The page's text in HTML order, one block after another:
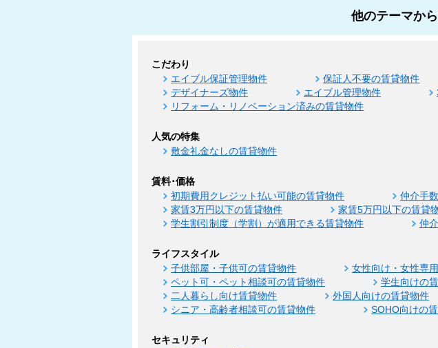
他のテーマか
こだわり
エイブル保証管理物件 保証人不要の賃貸物件
デザイナーズ物件
エイブル管理物件
リフォーム・リノベーション済みの賃貸物件
人気の特集
敷金礼金なしの賃貸物件
賃料･価格
初期費用クレジット払い可能の賃貸物件 仲介手
家賃3万円以下の賃貸物件
家賃5万円以下の賃貸
学生割引制度（学割）が適用できる賃貸物件
仲
ライフスタイル
子供部屋・子供可の賃貸物件 女性向け・女性専
ペット可・ペット相談可の賃貸物件
学生向けの
二人暮らし向け賃貸物件
外国人向けの賃貸物件
シニア・高齢者相談可の賃貸物件
SOHO向けの
セキュリティ